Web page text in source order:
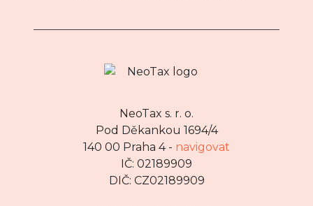
NeoTax s. r. o.
Pod Děkankou 1694/4
140 00 Praha 4 - navigovat
IČ: 02189909
DIČ: CZ02189909